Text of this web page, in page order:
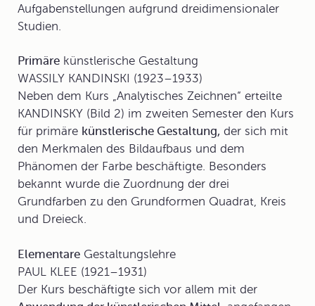
Aufgabenstellungen aufgrund dreidimensionaler
Studien.
Primäre künstlerische Gestaltung
WASSILY KANDINSKI (1923–1933)
Neben dem Kurs „Analytisches Zeichnen“ erteilte
KANDINSKY (Bild 2) im zweiten Semester den Kurs
für primäre künstlerische Gestaltung, der sich mit
den Merkmalen des Bildaufbaus und dem
Phänomen der Farbe beschäftigte. Besonders
bekannt wurde die Zuordnung der drei
Grundfarben zu den Grundformen Quadrat, Kreis
und Dreieck.
Elementare Gestaltungslehre
PAUL KLEE (1921–1931)
Der Kurs beschäftigte sich vor allem mit der